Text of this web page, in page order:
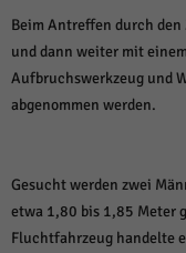
Beim Antreffen durch
und dann weiter mit
Aufbruchswerkzeug und
abgenommen werden.
Gesucht werden zwei
etwa 1,80 bis 1,85 Meter
Fluchtfahrzeug handelte
auswählen.
Alle
Essenzielle Cookies
einwandfreie Funktion der